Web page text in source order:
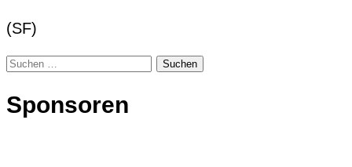
(SF)
Suchen
Sponsoren